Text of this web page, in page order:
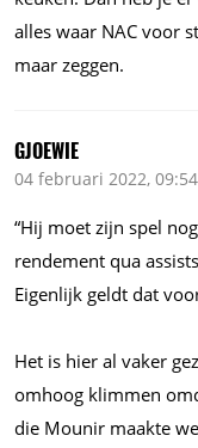
alles waar NAC voor
maar zeggen.
GJOEWIE
04 februari 2022, 09:54
“Hij moet zijn spel
rendement qua
Eigenlijk geldt dat
Het is hier al vaker
omhoog klimmen
die Mounir maakte